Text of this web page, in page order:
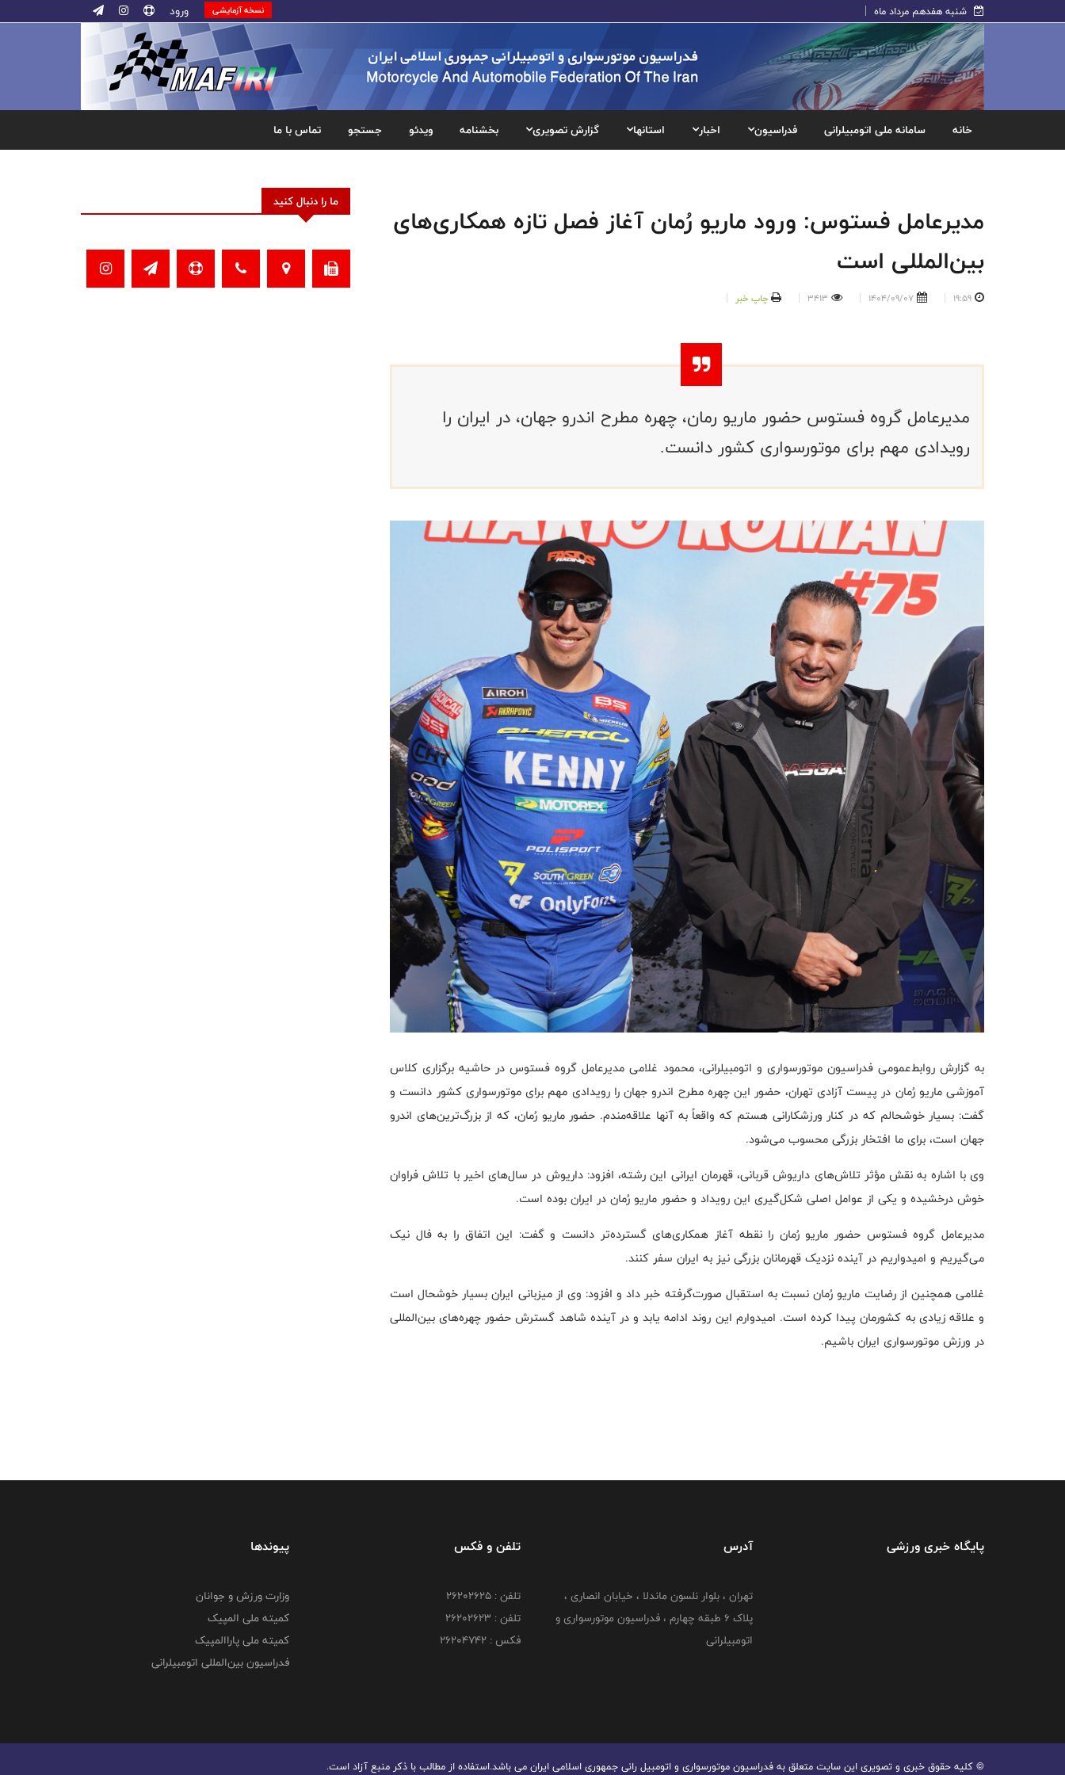
شنبه هفدهم مرداد ماه نسخه آزمایشی ورود
خانه سامانه ملی اتومبیلرانی فدراسیون اخبار استانها گزارش تصویری بخشنامه ویدئو جستجو تماس با ما
مدیرعامل فستوس: ورود ماریو رُمان آغاز فصل تازه همکاری‌های
بین‌المللی است
19:59
1404/09/07
3413 چاپ خبر
مدیرعامل گروه فستوس حضور ماریو رمان، چهره مطرح اندرو جهان، در ایران را
رویدادی مهم برای موتورسواری کشور دانست.
به گزارش روابط‌عمومی فدراسیون موتورسواری و اتومبیلرانی، محمود غلامی مدیرعامل گروه فستوس در حاشیه برگزاری کلاس
آموزشی ماریو رُمان در پیست آزادی تهران، حضور این چهره مطرح اندرو جهان را رویدادی مهم برای موتورسواری کشور دانست و
گفت: بسیار خوشحالم که در کنار ورزشکارانی هستم که واقعاً به آنها علاقه‌مندم. حضور ماریو رُمان، که از بزرگ‌ترین‌های اندرو
جهان است، برای ما افتخار بزرگی محسوب می‌شود.
وی با اشاره به نقش مؤثر تلاش‌های داریوش قربانی، قهرمان ایرانی این رشته، افزود: داریوش در سال‌های اخیر با تلاش فراوان
خوش درخشیده و یکی از عوامل اصلی شکل‌گیری این رویداد و حضور ماریو رُمان در ایران بوده است.
مدیرعامل گروه فستوس حضور ماریو رُمان را نقطه آغاز همکاری‌های گسترده‌تر دانست و گفت: این اتفاق را به فال نیک
می‌گیریم و امیدواریم در آینده نزدیک قهرمانان بزرگی نیز به ایران سفر کنند.
غلامی همچنین از رضایت ماریو رُمان نسبت به استقبال صورت‌گرفته خبر داد و افزود: وی از میزبانی ایران بسیار خوشحال است
و علاقه زیادی به کشورمان پیدا کرده‌ است. امیدوارم این روند ادامه یابد و در آینده شاهد گسترش حضور چهره‌های بین‌المللی
در ورزش موتورسواری ایران باشیم.
ما را دنبال کنید
پایگاه خبری ورزشی آدرس
تهران ، بلوار نلسون ماندلا ، خیابان انصاری ،
پلاک ۶ طبقه چهارم ، فدراسیون موتورسواری و
اتومبیلرانی
تلفن و فکس
تلفن : ۲۶۲۰۲۶۲۵
تلفن : ۲۶۲۰۲۶۲۳
فکس : ۲۶۲۰۴۷۴۲
پیوندها
وزارت ورزش و جوانان
کمیته ملی المپیک
کمیته ملی پاراالمپیک
فدراسیون بین‌المللی اتومبیلرانی
© کليه حقوق خبری و تصويری اين سايت متعلق به فدراسیون موتورسواری و اتومبیل رانی جمهوری اسلامی ایران می باشد.استفاده از مطالب با ذكر منبع آزاد است.